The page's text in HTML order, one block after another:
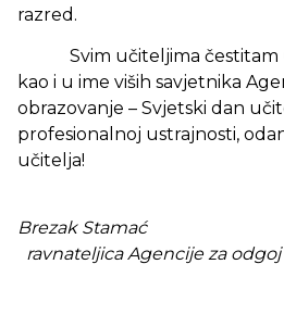
razred.
Svim učiteljima čestitam u
kao i u ime viših savjetnika
obrazovanje – Svjetski dan
profesionalnoj ustrajnosti,
učitelja!
Brezak
ravnateljica Agencije za